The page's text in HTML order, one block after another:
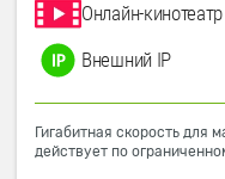
Онлайн-кинотеатр
Внешний IP
Гигабитная скорость для
действует по